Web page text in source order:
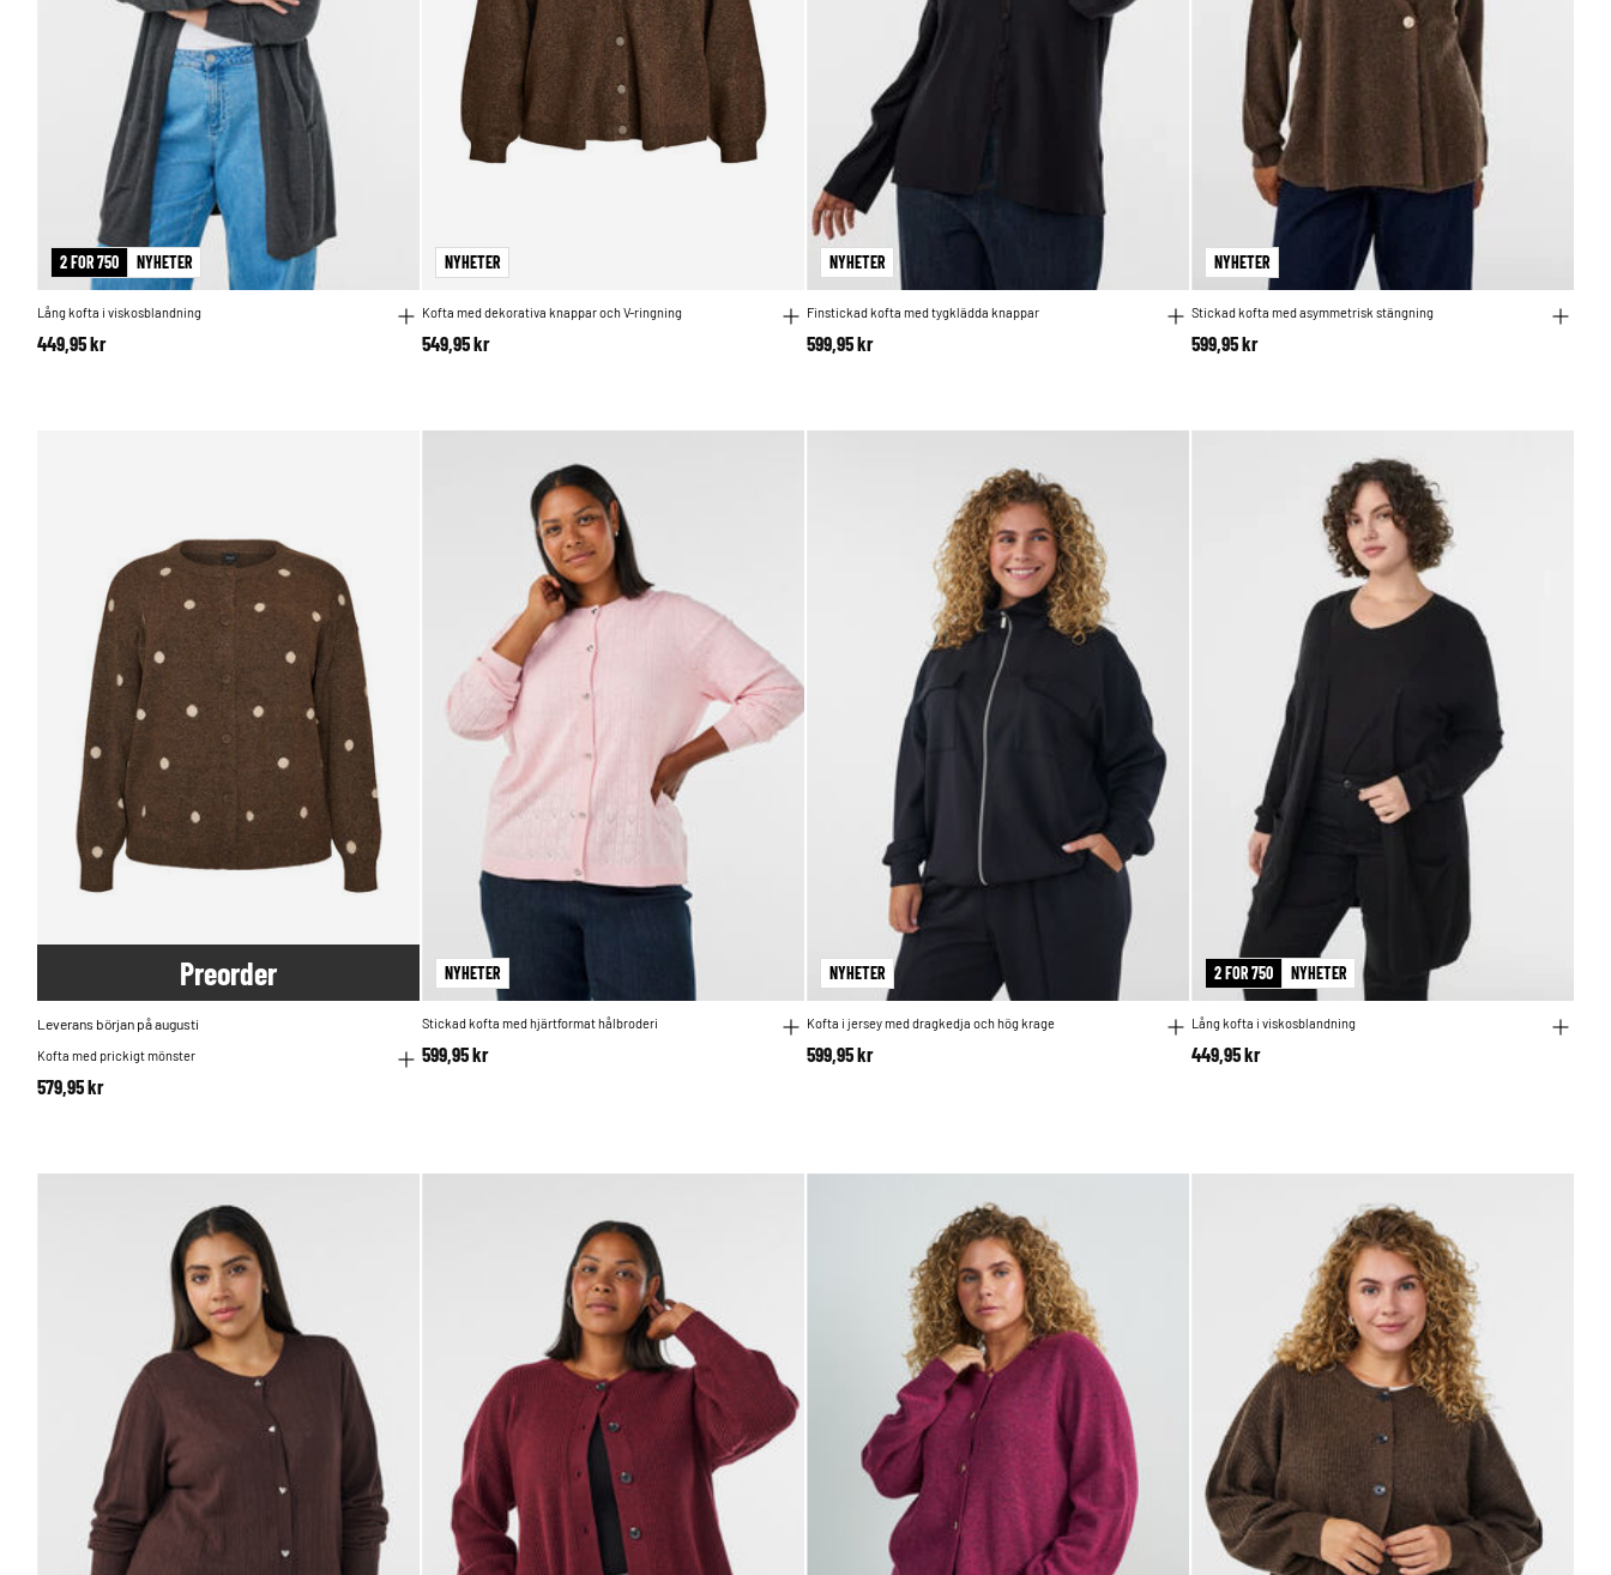
2 FOR 750 NYHETER
Lång kofta i viskosblandning
449,95 kr
NYHETER
Kofta med dekorativa knappar och V-ringning
549,95 kr
NYHETER
Finstickad kofta med tygklädda knappar
599,95 kr
NYHETER
Stickad kofta med asymmetrisk stängning
599,95 kr
Preorder
Leverans början på augusti
Kofta med prickigt mönster
579,95 kr
NYHETER
Stickad kofta med hjärtformat hålbroderi
599,95 kr
NYHETER
Kofta i jersey med dragkedja och hög krage
599,95 kr
2 FOR 750 NYHETER
Lång kofta i viskosblandning
449,95 kr